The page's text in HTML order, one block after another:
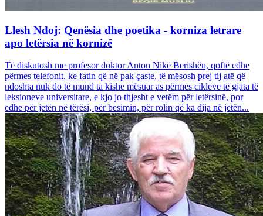
Llesh Ndoj: Qenësia dhe poetika - korniza letrare
apo letërsia në kornizë
Të diskutosh me profesor doktor Anton Nikë Berishën, qoftë edhe
përmes telefonit, ke fatin që në pak çaste, të mësosh prej tij atë që
ndoshta nuk do të mund ta kishe mësuar as përmes cikleve të gjata të
leksioneve universitare, e kjo jo thjesht e vetëm për letërsinë, por
edhe për jetën në tërësi, për besimin, për rolin që ka dija në jetën...